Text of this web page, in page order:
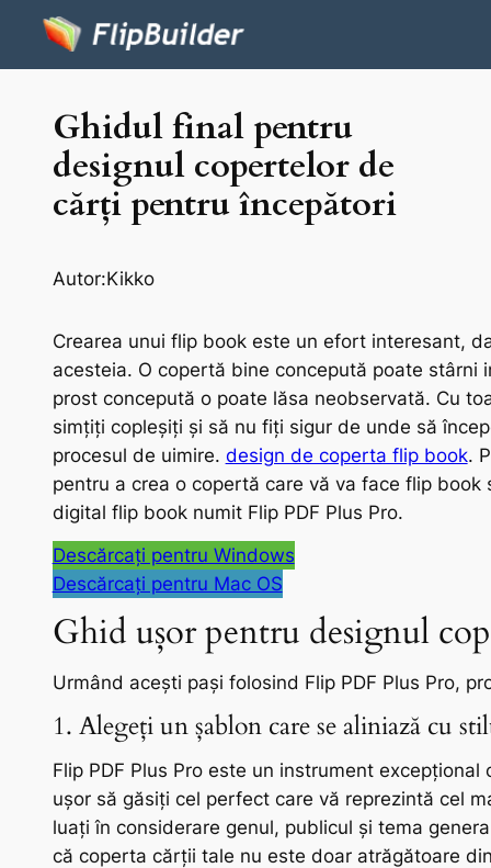
Ghidul final pentru
designul copertelor de
cărți pentru începători
Autor:Kikko
Crearea unui flip book este un efort interesant,
acesteia. O copertă bine concepută poate
prost concepută o poate lăsa neobservată. Cu
simțiți copleșiți și să nu fiți sigur de unde să
procesul de uimire. design de coperta flip book.
pentru a crea o copertă care vă va face flip
digital flip book numit Flip PDF Plus Pro.
Descărcați pentru Windows
Descărcați pentru Mac OS
Ghid ușor pentru designul
Urmând acești pași folosind Flip PDF Plus Pro,
1. Alegeți un șablon care se aliniază cu
Flip PDF Plus Pro este un instrument
ușor să găsiți cel perfect care vă reprezintă cel
luați în considerare genul, publicul și tema
că coperta cărții tale nu este doar atrăgătoare